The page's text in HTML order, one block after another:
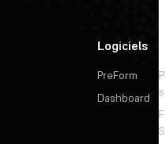
Logiciels
PreForm
Dashboard